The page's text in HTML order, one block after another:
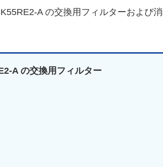
A の交換用フィルターおよび
A の交換用フィルター